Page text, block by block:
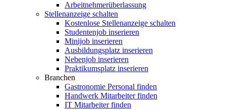
Arbeitnehmerüberlassung
Stellenanzeige schalten
Kostenlose Stellenanzeige schalten
Studentenjob inserieren
Minijob inserieren
Ausbildungsplatz inserieren
Nebenjob inserieren
Praktikumsplatz inserieren
Branchen
Gastronomie Personal finden
Handwerk Mitarbeiter finden
IT Mitarbeiter finden